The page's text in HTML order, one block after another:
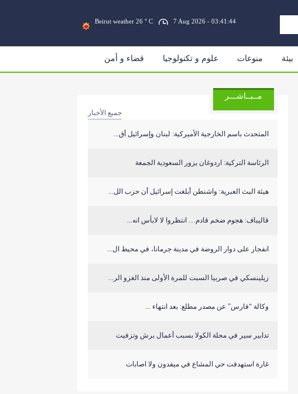
Beirut weather 26 ° C 7 Aug 2026 - 03:41:44
بيئة منوعات علوم و تكنولوجيا قضاء و أمن
مــبــاشـــر
جميع الأخبار
المتحدث باسم الخارجية الأميركية: لبنان وإسرائيل أق...
الرئاسة التركية: اردوغان يزور السعودية الجمعة
هيئة البث العبرية: واشنطن أبلغت إسرائيل أن حزب الل...
قاليباف: هجوم ضخم قادم… انتظروا لا لابأس انه...
انفجار على دوار الروضة في مدينة جرمانا، في محيط ال...
زيلينسكي في صربيا السبت للمرة الأولى منذ الغزو الر...
وكالة “فارس” عن مصدر مطلع: بعد انتهاء ...
تدابير سير في محلة الكولا بسبب أعمال برش وتزفيت
غارة استهدفت حي المشاع في ميفدون ولا اصابات